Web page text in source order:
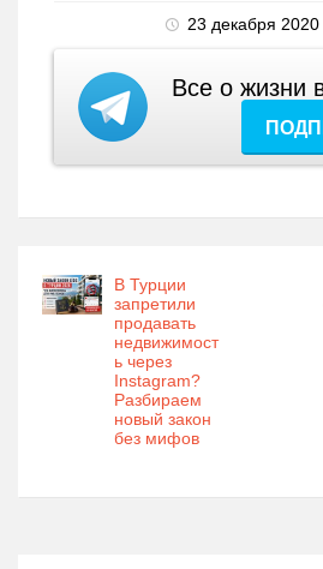
23 декабря 2020
Все о жизни
В Турции
запретили
продавать
недвижимост
ь через
Instagram?
Разбираем
новый закон
без мифов